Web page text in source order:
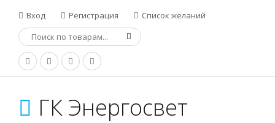
Вход Регистрация Список желаний
ГК Энергосвет